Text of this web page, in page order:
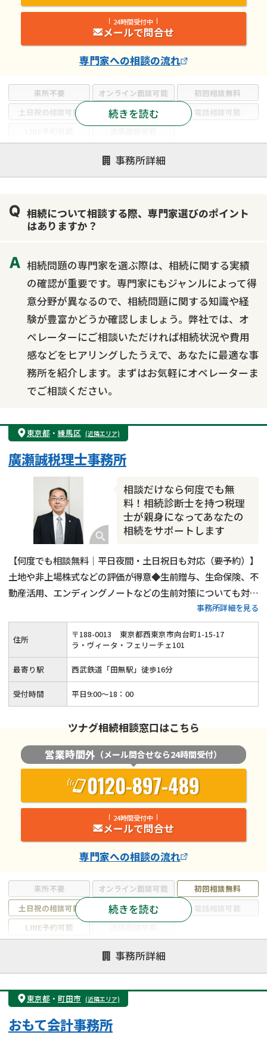
来所不要 オンライン面談可能
初回相談無料
土日祝の相談可能
19時以降電話可能
電話相談可能
遺言書作成・遺言執行
相続放棄
相続登記
相続手続き
銀行手続き
家族信託
成年後見・任意後見
相続トラブル
続きを読む
24時間受付中
メールで問合せ
専門家への相談の流れ
事務所詳細
相続について相談する際、専門家選びのポイント
はありますか？
相続問題の専門家を選ぶ際は、相続に関する実績
の確認が重要です。専門家にもジャンルによって得
意分野が異なるので、相続問題に関する知識や経
験が豊富かどうか確認しましょう。弊社では、オ
ペレーターにご相談いただければ相続状況や費用
感などをヒアリングしたうえで、あなたに最適な事
務所を紹介します。まずはお気軽にオペレーターま
でご相談ください。
東京都 ・ 練馬区 (近隣エリア)
相談だけなら何度でも無
料！相続診断士を持つ税理
士が親身になってあなたの
相続をサポートします
廣瀬誠税理士事務所
【何度でも相談無料｜平日夜間・土日祝日も対応（要予約）】
土地や非上場株式などの評価が得意◆生前贈与、生命保険、不
動産活用、エンディングノートなどの生前対策についても対応
可能◆税理士兼相続診断士が細やかな説明と親身な対応で、ご
依頼者様の相続を最後までしっかりとサポートします！
事務所詳細を見る
来所不要 オンライン面談可能
初回相談無料
土日祝の相談可能
19時以降電話可能
電話相談可能
LINE予約可能
遺言書作成・遺言執行
相続放棄
相続登記
遺産分割
遺留分侵害額請求
相続税申告
相続手続き
銀行手続き
成年後見・任意後見
続きを読む
住所 〒188-0013
東京都西東京市向台町1-15-17
ラ・ヴィータ・フェリーチェ101
最寄り駅 西武鉄道「田無駅」徒歩16分
受付時間 平日9:00〜18：00
ツナグ相続相談窓口はこちら
営業時間外 （メール問合せなら24時間受付）
0120-897-489
24時間受付中
メールで問合せ
専門家への相談の流れ
事務所詳細
東京都 ・ 町田市 (近隣エリア)
おもて会計事務所